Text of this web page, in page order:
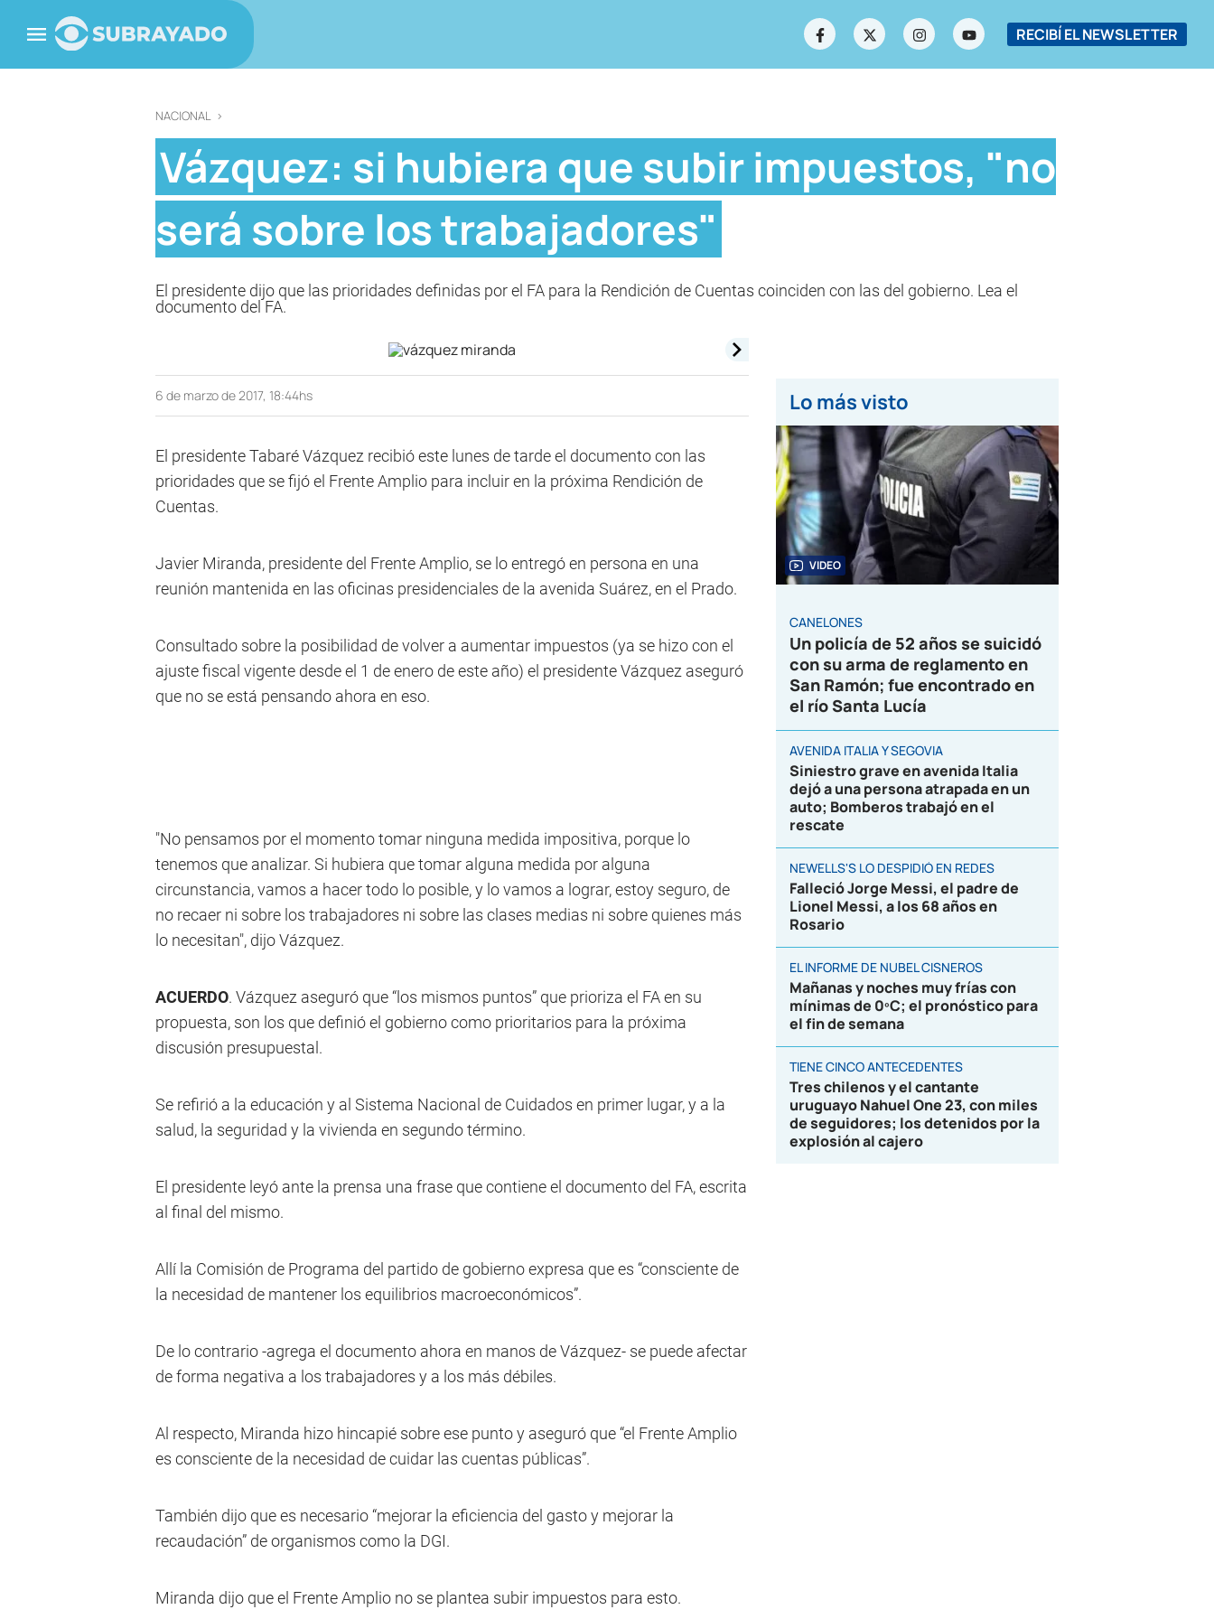
RECIBÍ EL NEWSLETTER
NACIONAL >
Vázquez: si hubiera que subir impuestos, "no
será sobre los trabajadores"
El presidente dijo que las prioridades definidas por el FA para la Rendición de Cuentas coinciden con las del gobierno. Lea el
documento del FA.
6 de marzo de 2017, 18:44hs
El presidente Tabaré Vázquez recibió este lunes de tarde el documento con las
prioridades que se fijó el Frente Amplio para incluir en la próxima Rendición de
Cuentas.
Javier Miranda, presidente del Frente Amplio, se lo entregó en persona en una
reunión mantenida en las oficinas presidenciales de la avenida Suárez, en el Prado.
Consultado sobre la posibilidad de volver a aumentar impuestos (ya se hizo con el
ajuste fiscal vigente desde el 1 de enero de este año) el presidente Vázquez aseguró
que no se está pensando ahora en eso.
"No pensamos por el momento tomar ninguna medida impositiva, porque lo
tenemos que analizar. Si hubiera que tomar alguna medida por alguna
circunstancia, vamos a hacer todo lo posible, y lo vamos a lograr, estoy seguro, de
no recaer ni sobre los trabajadores ni sobre las clases medias ni sobre quienes más
lo necesitan", dijo Vázquez.
ACUERDO. Vázquez aseguró que “los mismos puntos” que prioriza el FA en su
propuesta, son los que definió el gobierno como prioritarios para la próxima
discusión presupuestal.
Se refirió a la educación y al Sistema Nacional de Cuidados en primer lugar, y a la
salud, la seguridad y la vivienda en segundo término.
El presidente leyó ante la prensa una frase que contiene el documento del FA, escrita
al final del mismo.
Allí la Comisión de Programa del partido de gobierno expresa que es “consciente de
la necesidad de mantener los equilibrios macroeconómicos”.
De lo contrario -agrega el documento ahora en manos de Vázquez- se puede afectar
de forma negativa a los trabajadores y a los más débiles.
Al respecto, Miranda hizo hincapié sobre ese punto y aseguró que “el Frente Amplio
es consciente de la necesidad de cuidar las cuentas públicas”.
También dijo que es necesario “mejorar la eficiencia del gasto y mejorar la
recaudación” de organismos como la DGI.
Miranda dijo que el Frente Amplio no se plantea subir impuestos para esto.
Lo más visto
VIDEO
CANELONES
Un policía de 52 años se suicidó
con su arma de reglamento en
San Ramón; fue encontrado en
el río Santa Lucía
AVENIDA ITALIA Y SEGOVIA
Siniestro grave en avenida Italia
dejó a una persona atrapada en un
auto; Bomberos trabajó en el
rescate
NEWELLS'S LO DESPIDIÓ EN REDES
Falleció Jorge Messi, el padre de
Lionel Messi, a los 68 años en
Rosario
EL INFORME DE NUBEL CISNEROS
Mañanas y noches muy frías con
mínimas de 0ºC; el pronóstico para
el fin de semana
TIENE CINCO ANTECEDENTES
Tres chilenos y el cantante
uruguayo Nahuel One 23, con miles
de seguidores; los detenidos por la
explosión al cajero